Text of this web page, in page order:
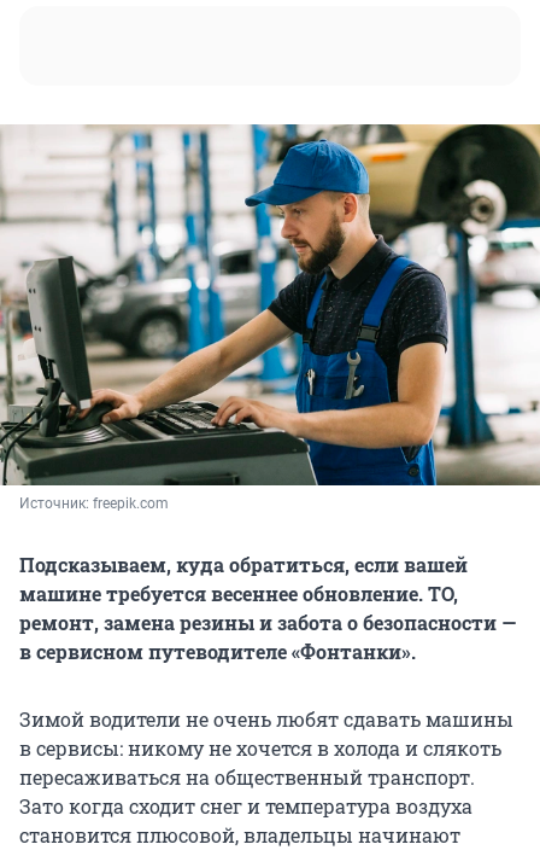
Источник: freepik.com
Подсказываем, куда обратиться, если вашей
машине требуется весеннее обновление. ТО,
ремонт, замена резины и забота о безопасности —
в сервисном путеводителе «Фонтанки».
Зимой водители не очень любят сдавать машины
в сервисы: никому не хочется в холода и слякоть
пересаживаться на общественный транспорт.
Зато когда сходит снег и температура воздуха
становится плюсовой, владельцы начинают